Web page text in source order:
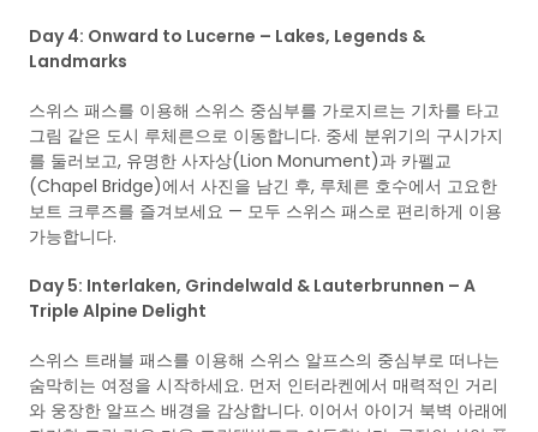
Day 4: Onward to Lucerne – Lakes, Legends &
Landmarks
스위스 패스를 이용해 스위스 중심부를 가로지르는 기차를 타고
그림 같은 도시 루체른으로 이동합니다. 중세 분위기의 구시가지
를 둘러보고, 유명한 사자상(Lion Monument)과 카펠교
(Chapel Bridge)에서 사진을 남긴 후, 루체른 호수에서 고요한
보트 크루즈를 즐겨보세요 — 모두 스위스 패스로 편리하게 이용
가능합니다.
Day 5: Interlaken, Grindelwald & Lauterbrunnen – A
Triple Alpine Delight
스위스 트래블 패스를 이용해 스위스 알프스의 중심부로 떠나는
숨막히는 여정을 시작하세요. 먼저 인터라켄에서 매력적인 거리
와 웅장한 알프스 배경을 감상합니다. 이어서 아이거 북벽 아래에